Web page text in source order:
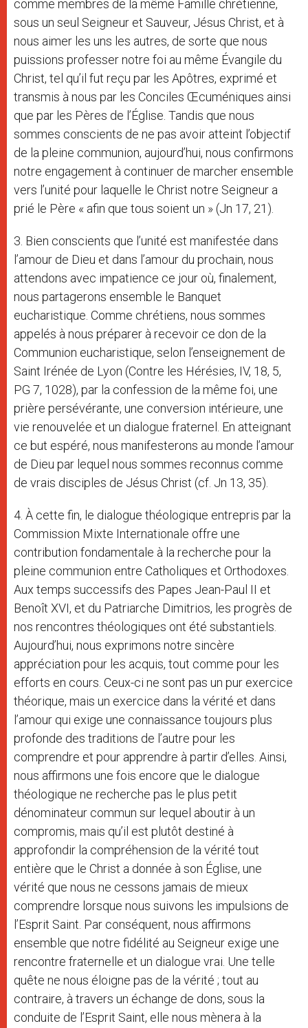
comme membres de la même Famille chrétienne,
sous un seul Seigneur et Sauveur, Jésus Christ, et à
nous aimer les uns les autres, de sorte que nous
puissions professer notre foi au même Évangile du
Christ, tel qu’il fut reçu par les Apôtres, exprimé et
transmis à nous par les Conciles Œcuméniques ainsi
que par les Pères de l’Église. Tandis que nous
sommes conscients de ne pas avoir atteint l’objectif
de la pleine communion, aujourd’hui, nous confirmons
notre engagement à continuer de marcher ensemble
vers l’unité pour laquelle le Christ notre Seigneur a
prié le Père « afin que tous soient un » (Jn 17, 21).
3. Bien conscients que l’unité est manifestée dans
l’amour de Dieu et dans l’amour du prochain, nous
attendons avec impatience ce jour où, finalement,
nous partagerons ensemble le Banquet
eucharistique. Comme chrétiens, nous sommes
appelés à nous préparer à recevoir ce don de la
Communion eucharistique, selon l’enseignement de
Saint Irénée de Lyon (Contre les Hérésies, IV, 18, 5,
PG 7, 1028), par la confession de la même foi, une
prière persévérante, une conversion intérieure, une
vie renouvelée et un dialogue fraternel. En atteignant
ce but espéré, nous manifesterons au monde l’amour
de Dieu par lequel nous sommes reconnus comme
de vrais disciples de Jésus Christ (cf. Jn 13, 35).
4. À cette fin, le dialogue théologique entrepris par la
Commission Mixte Internationale offre une
contribution fondamentale à la recherche pour la
pleine communion entre Catholiques et Orthodoxes.
Aux temps successifs des Papes Jean-Paul II et
Benoît XVI, et du Patriarche Dimitrios, les progrès de
nos rencontres théologiques ont été substantiels.
Aujourd’hui, nous exprimons notre sincère
appréciation pour les acquis, tout comme pour les
efforts en cours. Ceux-ci ne sont pas un pur exercice
théorique, mais un exercice dans la vérité et dans
l’amour qui exige une connaissance toujours plus
profonde des traditions de l’autre pour les
comprendre et pour apprendre à partir d’elles. Ainsi,
nous affirmons une fois encore que le dialogue
théologique ne recherche pas le plus petit
dénominateur commun sur lequel aboutir à un
compromis, mais qu’il est plutôt destiné à
approfondir la compréhension de la vérité tout
entière que le Christ a donnée à son Église, une
vérité que nous ne cessons jamais de mieux
comprendre lorsque nous suivons les impulsions de
l’Esprit Saint. Par conséquent, nous affirmons
ensemble que notre fidélité au Seigneur exige une
rencontre fraternelle et un dialogue vrai. Une telle
quête ne nous éloigne pas de la vérité ; tout au
contraire, à travers un échange de dons, sous la
conduite de l’Esprit Saint, elle nous mènera à la